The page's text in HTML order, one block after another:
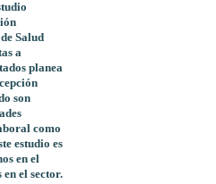
Salud
a
planea
son
como
estudio es
en el
el sector.